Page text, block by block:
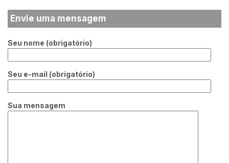
Envie uma mensagem
Seu nome (obrigatório)
Seu e-mail (obrigatório)
Sua mensagem